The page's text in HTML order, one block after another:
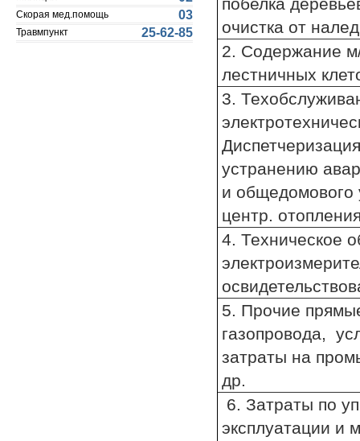
Скорая мед.помощь 03
Травмпункт 25-62-85
очистка от
2. Содержание
лестничных
3.
устранению
и общедомового
центр.
4. Техническое
5. Прочие
газопровода,
затраты на
др.
6. Затраты по
эксплуатации и